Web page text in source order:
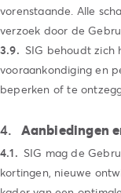
vorenstaande. Alle
verzoek door de
SIG behoudt zich
vooraankondiging en
beperken of te
Aanbiedingen
SIG mag de
kortingen, nieuwe